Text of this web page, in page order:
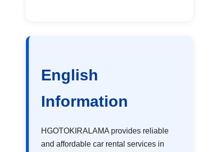
English
Information
HGOTOKIRALAMA provides reliable
and affordable car rental services in